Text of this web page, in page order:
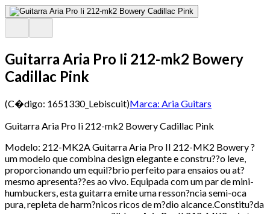
Guitarra Aria Pro Ii 212-mk2 Bowery
Cadillac Pink
(C�digo: 1651330_Lebiscuit)Marca: Aria Guitars
Guitarra Aria Pro Ii 212-mk2 Bowery Cadillac Pink
Modelo: 212-MK2A Guitarra Aria Pro II 212-MK2 Bowery ?
um modelo que combina design elegante e constru??o leve,
proporcionando um equil?brio perfeito para ensaios ou at?
mesmo apresenta??es ao vivo. Equipada com um par de mini-
humbuckers, esta guitarra emite uma resson?ncia semi-oca
pura, repleta de harm?nicos ricos de m?dio alcance.Constitu?da